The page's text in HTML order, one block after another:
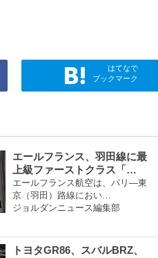
はてなで
ブックマーク
エールフランス、羽田線に最
上級ファーストクラス「…
エールフランス航空は、パリ―東
京（羽田）路線におい…
ジョルダンニュース編集部
トヨタGR86、スバルBRZ、